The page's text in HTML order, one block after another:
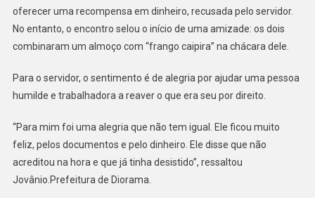
oferecer uma recompensa em dinheiro, recusada pelo servidor.
No entanto, o encontro selou o início de uma amizade: os dois
combinaram um almoço com “frango caipira” na chácara dele.
Para o servidor, o sentimento é de alegria por ajudar uma pessoa
humilde e trabalhadora a reaver o que era seu por direito.
“Para mim foi uma alegria que não tem igual. Ele ficou muito
feliz, pelos documentos e pelo dinheiro. Ele disse que não
acreditou na hora e que já tinha desistido”, ressaltou
Jovânio.Prefeitura de Diorama.